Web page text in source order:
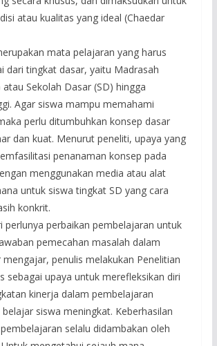
atau kualitas yang ideal (Chaedar
mata pelajaran yang harus
dari tingkat dasar, yaitu Madrasah
Sekolah Dasar (SD) hingga
Agar siswa mampu memahami
perlu ditumbuhkan konsep dasar
dan kuat. Menurut peneliti, upaya yang
penanaman konsep pada
menggunakan media atau alat
untuk siswa tingkat SD yang cara
konkrit.
perlunya perbaikan pembelajaran untuk
pemecahan masalah dalam
penulis melakukan Penelitian
sebagai upaya untuk merefleksikan diri
kinerja dalam pembelajaran
belajar siswa meningkat. Keberhasilan
selalu didambakan oleh